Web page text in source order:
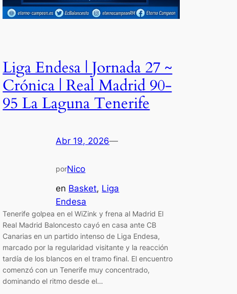
Liga Endesa | Jornada 27 ~
Crónica | Real Madrid 90-
95 La Laguna Tenerife
Abr 19, 2026—
porNico
en Basket, Liga
Endesa
Tenerife golpea en el WiZink y frena al Madrid El
Real Madrid Baloncesto cayó en casa ante CB
Canarias en un partido intenso de Liga Endesa,
marcado por la regularidad visitante y la reacción
tardía de los blancos en el tramo final. El encuentro
comenzó con un Tenerife muy concentrado,
dominando el ritmo desde el…